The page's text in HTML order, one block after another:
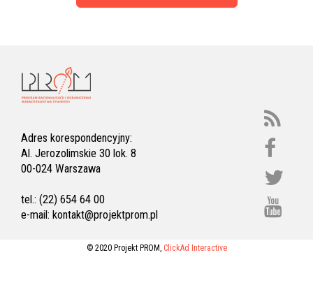
Adres korespondencyjny:
Al. Jerozolimskie 30 lok. 8
00-024 Warszawa
tel.: (22) 654 64 00
e-mail: kontakt@projektprom.pl
© 2020 Projekt PROM, ClickAd Interactive